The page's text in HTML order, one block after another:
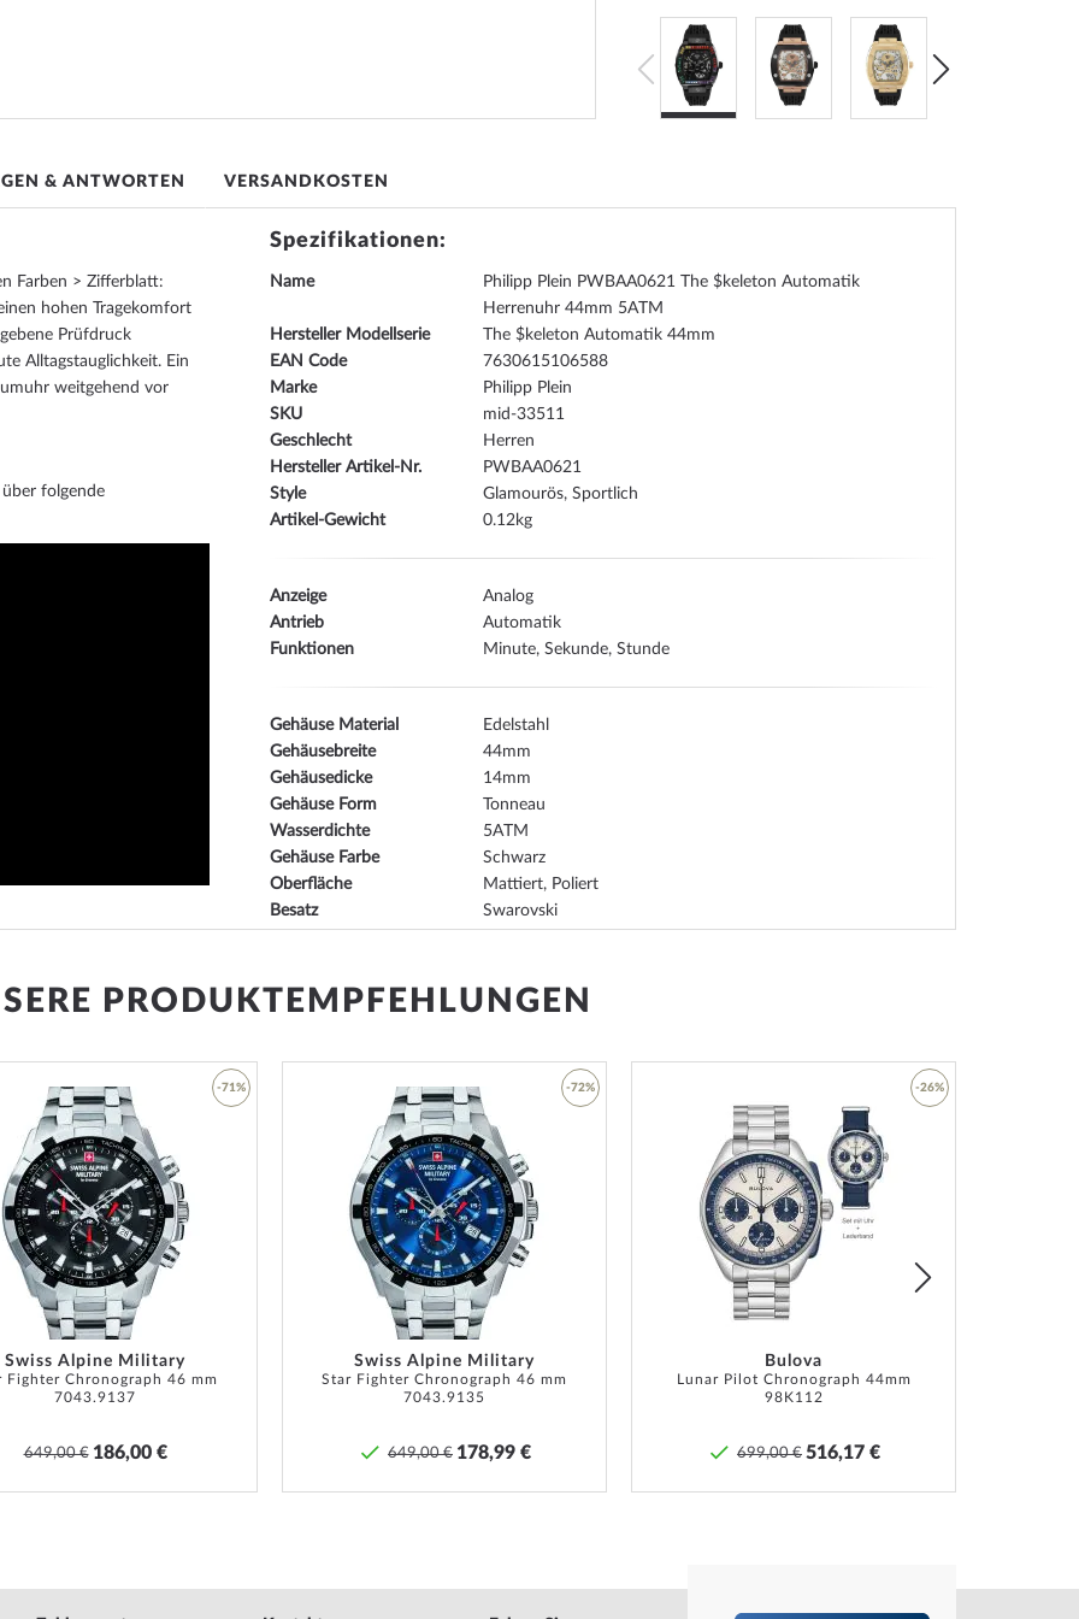
Farben > Zifferblatt:
hohen Tragekomfort
Prüfdruck
Alltagstauglichkeit. Ein
weitgehend vor
folgende
Spezifikationen:
Name
Philipp Plein PWBAA0621 The $keleton Automatik
Herrenuhr 44mm 5ATM
Hersteller Modellserie
The $keleton Automatik 44mm
EAN Code
7630615106588
Marke
Philipp Plein
SKU
mid-33511
Geschlecht
Herren
Hersteller Artikel-Nr.
PWBAA0621
Style
Glamourös, Sportlich
Artikel-Gewicht
0.12
Anzeige
Analog
Antrieb
Automatik
Funktionen
Minute, Sekunde, Stunde
Gehäuse Material
Edelstahl
Gehäusebreite
44
Gehäusedicke
14
Gehäuse Form
Tonneau
Wasserdichte
5
Gehäuse Farbe
Schwarz
Oberfläche
Mattiert, Poliert
Besatz
Swarovski
Gehäuse Boden
Glasboden, verschraubt
Zifferblatt Farbe
Schwarz
Armband Material
Silikon-Armband
Armband Farbe
Schwarz
Dornschließe
Bandanstoßbreite
29
Max. Handgelenkumfang
225
Anleitung, Box, Garantie Dok., Umkarton
Garantiebeschreibung und die Adresse des Garantiegebers
finden Sie bei Lieferung der Ware in der
& ANTWORTEN VERSANDKOSTEN
PRODUKTEMPFEHLUNGEN
Swiss Alpine Military
Fighter Chronograph 46 mm
7043.9137
649,00 € 186,00 €
-71%
Swiss Alpine Military
Star Fighter Chronograph 46 mm
7043.9135
649,00 € 178,99 €
-72%
Bulova
Lunar Pilot Chronograph 44mm
98K112
699,00 € 516,17 €
-26%